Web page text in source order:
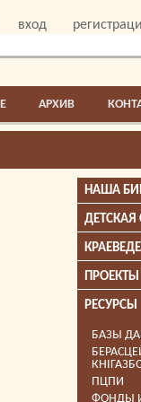
вход
АРХИВ
НАША
ДЕТСКАЯ
ПРОЕКТЫ
РЕСУРСЫ
БАЗЫ
ПЦПИ
ФОНДЫ